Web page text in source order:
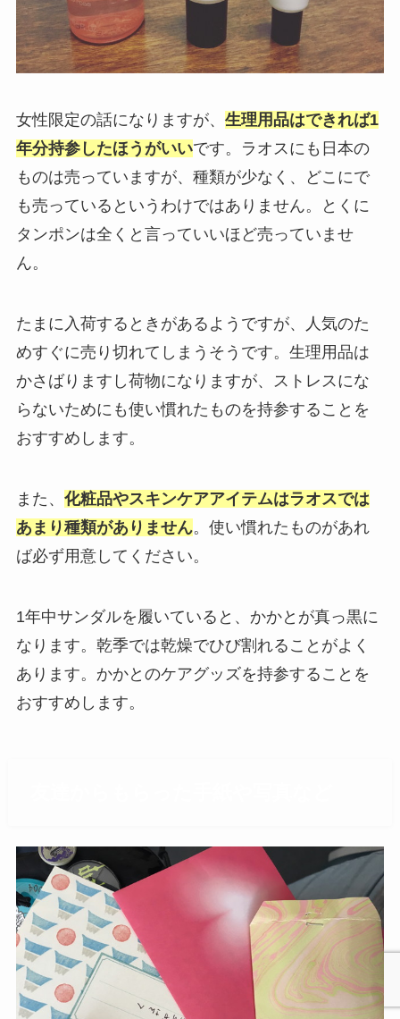
女性限定の話になりますが、 生理用品はできれば1
年分持参したほうがいいです。ラオスにも日本の
ものは売っていますが、種類が少なく、どこにで
も売っているというわけではありません。とくに
タンポンは全くと言っていいほど売っていませ
ん。
たまに入荷するときがあるようですが、人気のた
めすぐに売り切れてしまうそうです。生理用品は
かさばりますし荷物になりますが、ストレスにな
らないためにも使い慣れたものを持参することを
おすすめします。
また、 化粧品やスキンケアアイテムはラオスでは
あまり種類がありません。使い慣れたものがあれ
ば必ず用意してください。
1年中サンダルを履いていると、かかとが真っ黒に
なります。乾季では乾燥でひび割れることがよく
あります。かかとのケアグッズを持参することを
おすすめします。